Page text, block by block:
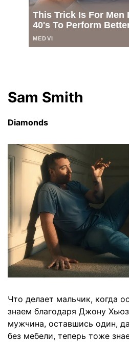
Sam Smith
Diamonds
Что делает мальчик, когда
знаем благодаря Джону
мужчина, оставшись один,
без мебели, теперь тоже